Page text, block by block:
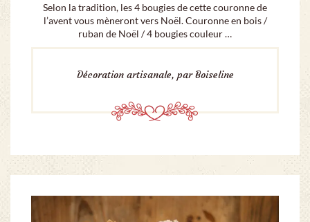
Selon la tradition, les 4 bougies de cette couronne de
l’avent vous mèneront vers Noël. Couronne en bois /
ruban de Noël / 4 bougies couleur …
Décoration artisanale, par Boiseline